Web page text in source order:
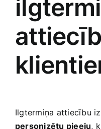
Ilgtermiņa ‍attiecību​
personizētu pieeju,